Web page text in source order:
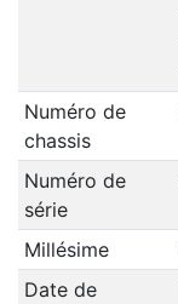
Numéro de
chassis
Numéro de
série
Millésime
Date de